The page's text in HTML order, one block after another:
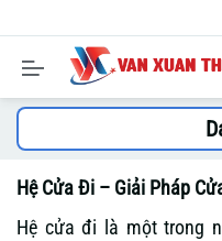
Hệ Cửa Đi – Giải Pháp
Hệ cửa đi là một trong